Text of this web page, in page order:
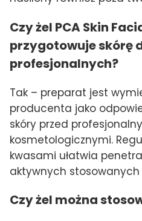
Czy żel PCA Skin
przygotowuje skórę
profesjonalnych?
Tak – preparat jest
producenta jako
skóry przed
kosmetologicznymi.
kwasami ułatwia
aktywnych
Czy żel można